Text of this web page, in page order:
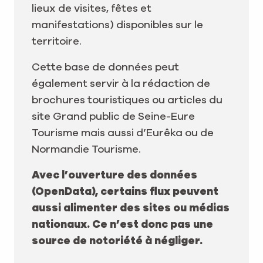
lieux de visites, fêtes et
manifestations) disponibles sur le
territoire.
Cette base de données peut
également servir à la rédaction de
brochures touristiques ou articles du
site Grand public de Seine-Eure
Tourisme mais aussi d’Eurêka ou de
Normandie Tourisme.
Avec l’ouverture des données
(OpenData), certains flux peuvent
aussi alimenter des sites ou médias
nationaux. Ce n’est donc pas une
source de notoriété à négliger.